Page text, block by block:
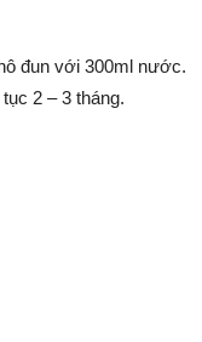
đun với 300ml nước.
2 – 3 tháng.